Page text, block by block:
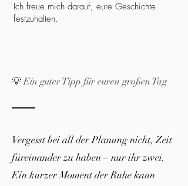
Ich freue mich darauf, eure Geschichte
festzuhalten.
💡 Ein guter Tipp für euren großen Tag
Vergesst bei all der Planung nicht, Zeit
füreinander zu haben – nur ihr zwei.
Ein kurzer Moment der Ruhe kann